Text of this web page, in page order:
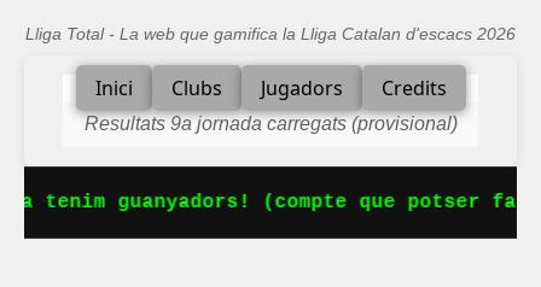
Lliga Total - La web que gamifica la Lliga Catalan d'escacs 2026
Inici Clubs Jugadors Credits
Resultats 9a jornada carregats (provisional)
tenim guanyadors! (compte que potser